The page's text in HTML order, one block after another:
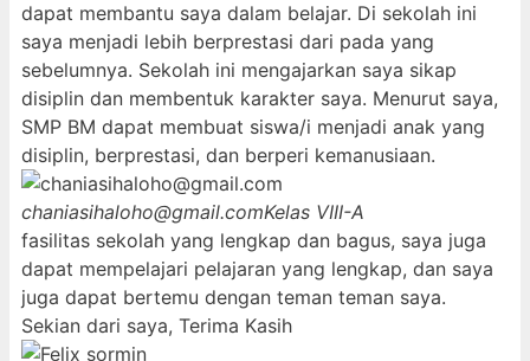
dapat membantu saya dalam belajar. Di sekolah ini
saya menjadi lebih berprestasi dari pada yang
sebelumnya. Sekolah ini mengajarkan saya sikap
disiplin dan membentuk karakter saya. Menurut saya,
SMP BM dapat membuat siswa/i menjadi anak yang
disiplin, berprestasi, dan berperi kemanusiaan.
chaniasihaloho@gmail.comKelas VIII-A
fasilitas sekolah yang lengkap dan bagus, saya juga
dapat mempelajari pelajaran yang lengkap, dan saya
juga dapat bertemu dengan teman teman saya.
Sekian dari saya, Terima Kasih